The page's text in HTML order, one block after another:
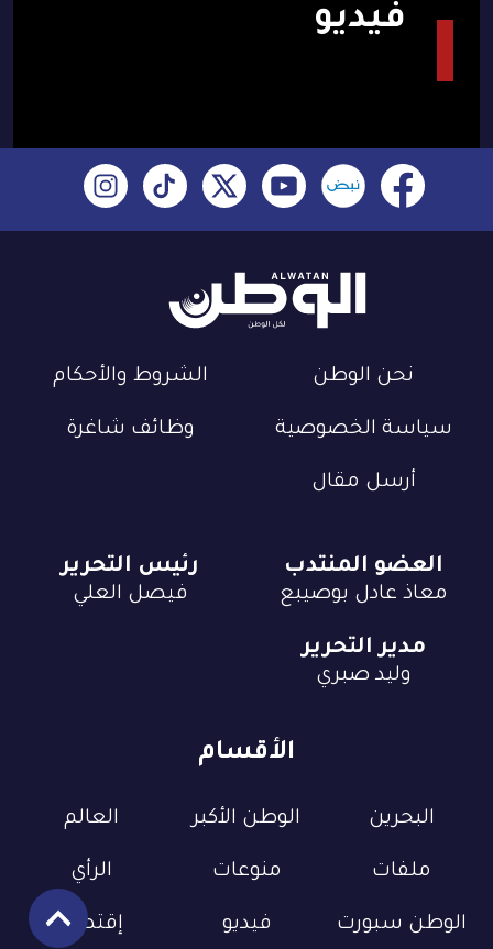
فيديو
نحن الوطن الشروط والأحكام
سياسة الخصوصية وظائف شاغرة
أرسل مقال
الأقسام
البحرين الوطن الأكبر العالم
ملفات منوعات الرأي
الوطن سبورت فيديو إقتصاد
العضو المنتدب
معاذ عادل بوصيبع
رئيس التحرير
فيصل العلي
مدير التحرير
وليد صبري